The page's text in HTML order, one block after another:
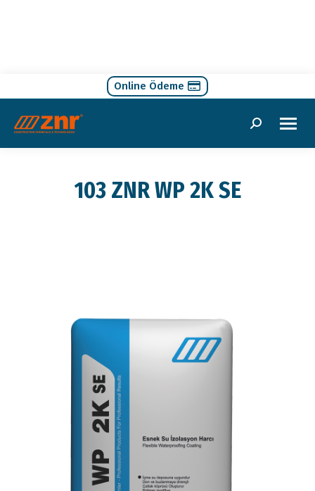
Online Ödeme
Search:
103 ZNR WP 2K SE